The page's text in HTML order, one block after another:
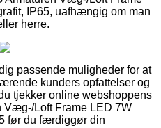
IP65, uafhængig om man
herre.
passende muligheder for at
kunders opfattelser og
tjekker online webshoppens
Væg-/Loft Frame LED 7W
før du færdiggør din